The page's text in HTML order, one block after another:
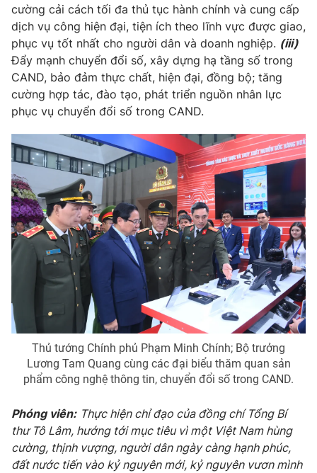
cường cải cách tối đa thủ tục hành chính và cung cấp
dịch vụ công hiện đại, tiện ích theo lĩnh vực được giao,
phục vụ tốt nhất cho người dân và doanh nghiệp. (iii)
Đẩy mạnh chuyển đổi số, xây dựng hạ tầng số trong
CAND, bảo đảm thực chất, hiện đại, đồng bộ; tăng
cường hợp tác, đào tạo, phát triển nguồn nhân lực
phục vụ chuyển đổi số trong CAND.
Thủ tướng Chính phủ Phạm Minh Chính; Bộ trưởng
Lương Tam Quang cùng các đại biểu thăm quan sản
phẩm công nghệ thông tin, chuyển đổi số trong CAND.
Phóng viên: Thực hiện chỉ đạo của đồng chí Tổng Bí
thư Tô Lâm, hướng tới mục tiêu vì một Việt Nam hùng
cường, thịnh vượng, người dân ngày càng hạnh phúc,
đất nước tiến vào kỷ nguyên mới, kỷ nguyên vươn mình